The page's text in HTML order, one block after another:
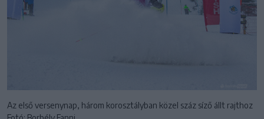
Az első versenynap, három korosztályban közel száz síző állt rajthoz